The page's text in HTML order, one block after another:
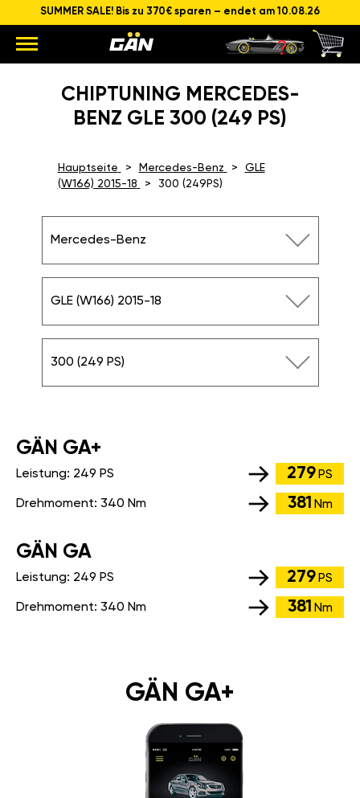
SUMMER SALE! Bis zu 370€ sparen – endet am 10.08.26
CHIPTUNING MERCEDES-
BENZ GLE 300 (249 PS)
Hauptseite Mercedes-Benz
GLE
(W166) 2015-18
300 (249PS)
Mercedes-Benz
GLE (W166) 2015-18
300 (249 PS)
GÄN GA+
Leistung: 249 PS 279 PS
Drehmoment: 340 Nm 381 Nm
GÄN GA
Leistung: 249 PS 279 PS
Drehmoment: 340 Nm 381 Nm
GÄN GA+